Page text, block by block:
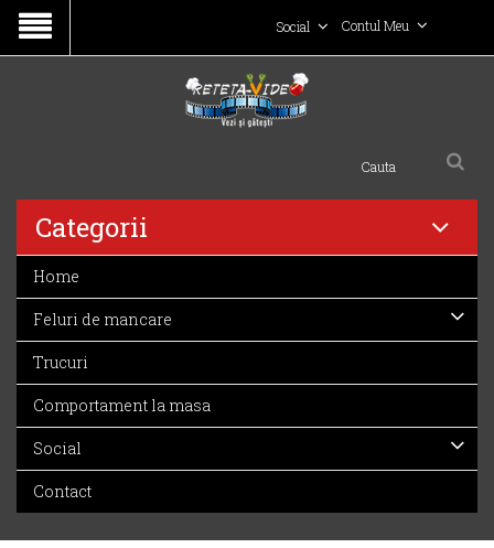
Contul Meu
Social
Categorii
Home
Feluri de mancare
Trucuri
Comportament la masa
Social
Contact